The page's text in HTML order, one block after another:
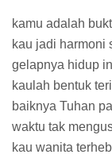
kamu adalah
kau jadi harmoni
gelapnya hidup
kaulah bentuk
baiknya Tuhan
waktu tak
kau wanita